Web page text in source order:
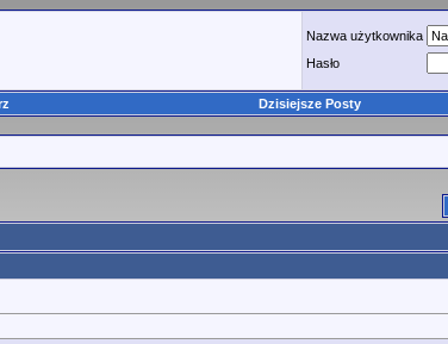
Nazwa użytkownika
Hasło
Dzisiejsze Posty